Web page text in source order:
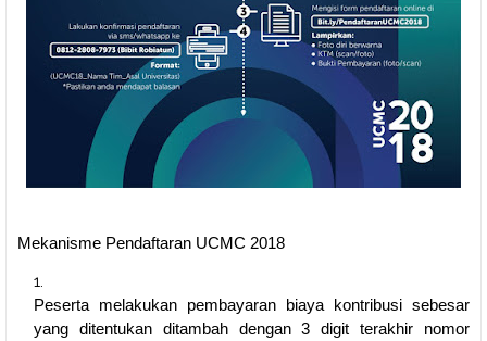
Mekanisme Pendaftaran UCMC 2018
Peserta melakukan pembayaran biaya kontribusi sebesar
yang ditentukan ditambah dengan 3 digit terakhir nomor